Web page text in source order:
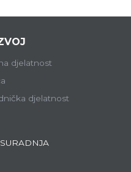
djelatnost
djelatnost